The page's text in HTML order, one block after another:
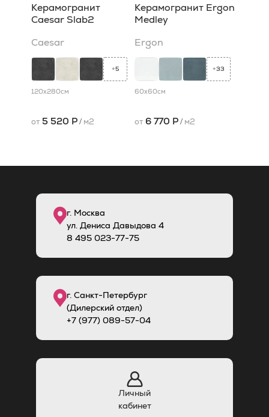
Керамогранит
Caesar Slab2
Caesar
+5
120x280см
от 5 520 Р/ м2
Керамогранит Ergon
Medley
Ergon
+33
60x60см
от 6 770 Р/ м2
г. Москва
ул. Дениса Давыдова 4
8 495 023-77-75
г. Санкт-Петербург
(Дилерский отдел)
+7 (977) 089-57-04
Личный
кабинет